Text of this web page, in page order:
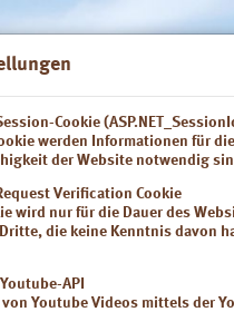
Cookie
werden Informationen für
der Website notwendig
Verification Cookie
wird nur für die Dauer des
die keine Kenntnis davon
API
Youtube Videos mittels der